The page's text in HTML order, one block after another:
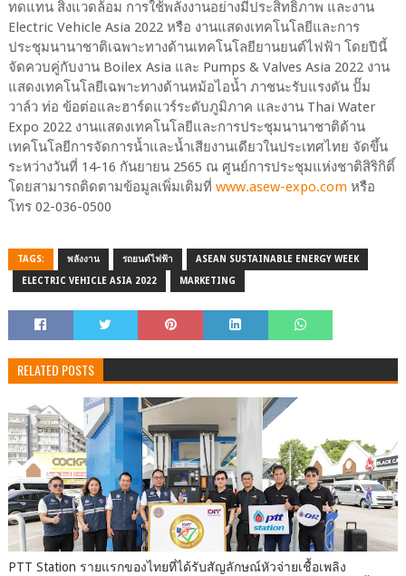
ทดแทน สิ่งแวดล้อม การใช้พลังงานอย่างมีประสิทธิภาพ และงาน
Electric Vehicle Asia 2022 หรือ งานแสดงเทคโนโลยีและการ
ประชุมนานาชาติเฉพาะทางด้านเทคโนโลยียานยนต์ไฟฟ้า โดยปีนี้
จัดควบคู่กับงาน Boilex Asia และ Pumps & Valves Asia 2022 งาน
แสดงเทคโนโลยีเฉพาะทางด้านหม้อไอน้ำ ภาชนะรับแรงดัน ปั๊ม
วาล์ว ท่อ ข้อต่อและฮาร์ดแวร์ระดับภูมิภาค และงาน Thai Water
Expo 2022 งานแสดงเทคโนโลยีและการประชุมนานาชาติด้าน
เทคโนโลยีการจัดการน้ำและน้ำเสียงานเดียวในประเทศไทย จัดขึ้น
ระหว่างวันที่ 14-16 กันยายน 2565 ณ ศูนย์การประชุมแห่งชาติสิริกิติ์
โดยสามารถติดตามข้อมูลเพิ่มเติมที่ www.asew-expo.comหรือ
โทร 02-036-0500
TAGS: พลังงาน รถยนต์ไฟฟ้า ASEAN SUSTAINABLE ENERGY WEEK
ELECTRIC VEHICLE ASIA 2022 MARKETING
RELATED POSTS
PTT Station รายแรกของไทยที่ได้รับสัญลักษณ์หัวจ่ายเชื้อเพลิง